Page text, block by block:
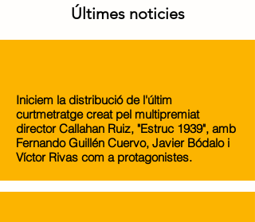
Últimes noticies
Iniciem la distribució de l'últim
curtmetratge creat pel multipremiat
director Callahan Ruiz, "Estruc 1939", amb
Fernando Guillén Cuervo, Javier Bódalo i
Víctor Rivas com a protagonistes.